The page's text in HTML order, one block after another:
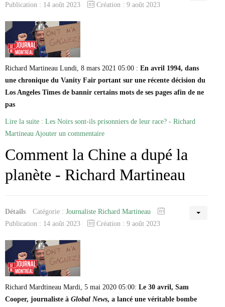
Publication : 14 août 2023 Création : 9 août 2023
Richard Martineau Lundi, 8 mars 2021 05:00 : En avril 1994, dans
une chronique du Vanity Fair portant sur une récente décision du
Los Angeles Times de bannir certains mots de ses pages afin de ne
pas
Lire la suite : Les Noirs sont-ils prisonniers de leur race? - Richard
Martineau Ajouter un commentaire
Comment la Chine a dupé la
planète - Richard Martineau
Détails Catégorie : Journaliste Richard Martineau
Publication : 14 août 2023
Création : 9 août 2023
Richard Mardtineau Mardi, 5 mai 2020 05:00: Le 30 avril, Sam
Cooper, journaliste à Global News, a lancé une véritable bombe